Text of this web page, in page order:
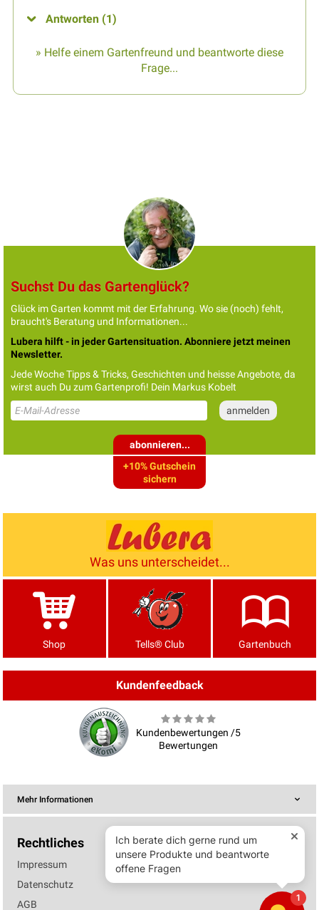
Antworten (1)
» Helfe einem Gartenfreund und beantworte diese
Frage...
Suchst Du das Gartenglück?
Glück im Garten kommt mit der Erfahrung. Wo sie (noch) fehlt,
braucht's Beratung und Informationen...
Lubera hilft - in jeder Gartensituation. Abonniere jetzt meinen
Newsletter.
Jede Woche Tipps & Tricks, Geschichten und heisse Angebote, da
wirst auch Du zum Gartenprofi! Dein Markus Kobelt
abonnieren...
+10% Gutschein
sichern
Was uns unterscheidet...
Shop Tells® Club Gartenbuch
Kundenfeedback
Kundenbewertungen /5
Bewertungen
Mehr Informationen
Rechtliches
Impressum
Datenschutz
AGB